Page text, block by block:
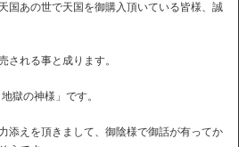
国あの世で天国を御購入頂いている皆様、誠
される事と成ります。
の神様」です。
添えを頂きまして、御陰様で御話が有ってか